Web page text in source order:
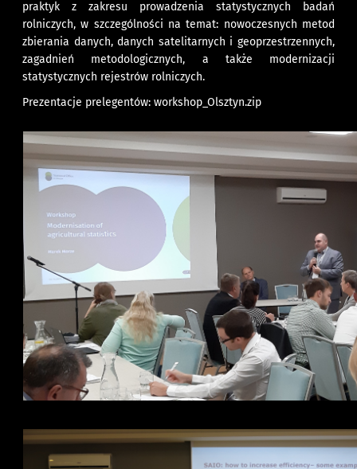
praktyk z zakresu prowadzenia statystycznych badań
rolniczych, w szczególności na temat: nowoczesnych metod
zbierania danych, danych satelitarnych i geoprzestrzennych,
zagadnień metodologicznych, a także modernizacji
statystycznych rejestrów rolniczych.
Prezentacje prelegentów:workshop_Olsztyn.zip